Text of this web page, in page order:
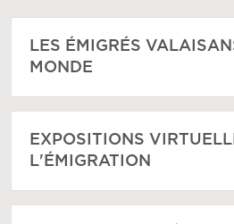
LES ÉMIGRÉS
MONDE
EXPOSITIONS
L'ÉMIGRATION